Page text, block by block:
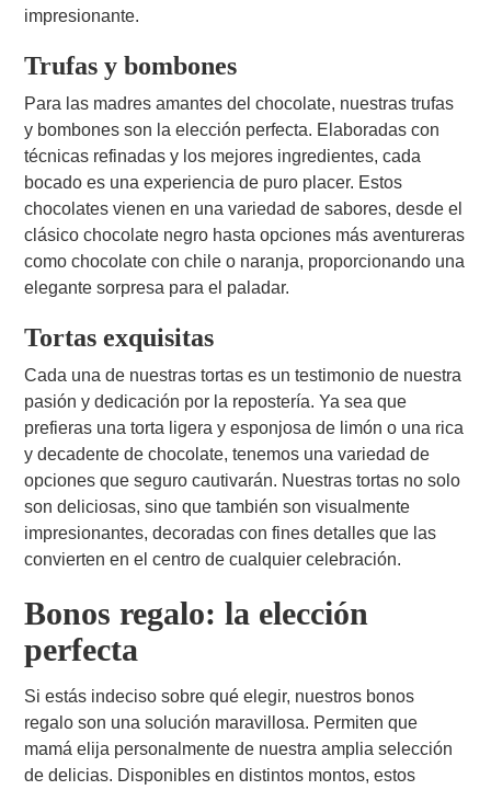
impresionante.
Trufas y bombones
Para las madres amantes del chocolate, nuestras trufas
y bombones son la elección perfecta. Elaboradas con
técnicas refinadas y los mejores ingredientes, cada
bocado es una experiencia de puro placer. Estos
chocolates vienen en una variedad de sabores, desde el
clásico chocolate negro hasta opciones más aventureras
como chocolate con chile o naranja, proporcionando una
elegante sorpresa para el paladar.
Tortas exquisitas
Cada una de nuestras tortas es un testimonio de nuestra
pasión y dedicación por la repostería. Ya sea que
prefieras una torta ligera y esponjosa de limón o una rica
y decadente de chocolate, tenemos una variedad de
opciones que seguro cautivarán. Nuestras tortas no solo
son deliciosas, sino que también son visualmente
impresionantes, decoradas con fines detalles que las
convierten en el centro de cualquier celebración.
Bonos regalo: la elección
perfecta
Si estás indeciso sobre qué elegir, nuestros bonos
regalo son una solución maravillosa. Permiten que
mamá elija personalmente de nuestra amplia selección
de delicias. Disponibles en distintos montos, estos